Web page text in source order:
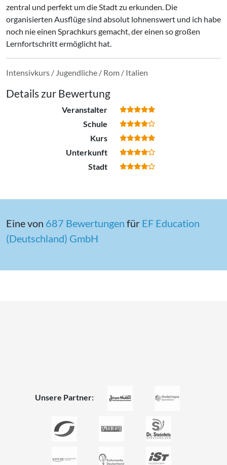
zentral und perfekt um die Stadt zu erkunden. Die
organisierten Ausflüge sind absolut lohnenswert und ich habe
noch nie einen Sprachkurs gemacht, der einen so großen
Lernfortschritt ermöglicht hat.
Intensivkurs / Jugendliche / Rom / Italien
Details zur Bewertung
Veranstalter
Schule
Kurs
Unterkunft
Stadt
Eine von 687 Bewertungen für EF Education
(Deutschland) GmbH
Unsere Partner: